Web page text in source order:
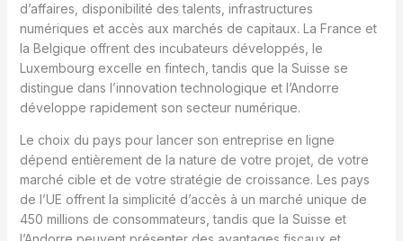
d’affaires, disponibilité des talents, infrastructures
numériques et accès aux marchés de capitaux. La France et
la Belgique offrent des incubateurs développés, le
Luxembourg excelle en fintech, tandis que la Suisse se
distingue dans l’innovation technologique et l’Andorre
développe rapidement son secteur numérique.
Le choix du pays pour lancer son entreprise en ligne
dépend entièrement de la nature de votre projet, de votre
marché cible et de votre stratégie de croissance. Les pays
de l’UE offrent la simplicité d’accès à un marché unique de
450 millions de consommateurs, tandis que la Suisse et